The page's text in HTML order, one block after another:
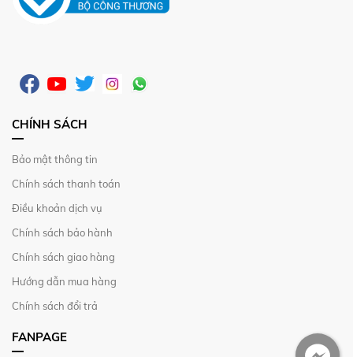
CHÍNH SÁCH
Bảo mật thông tin
Chính sách thanh toán
Điều khoản dịch vụ
Chính sách bảo hành
Chính sách giao hàng
Hướng dẫn mua hàng
Chính sách đổi trả
FANPAGE